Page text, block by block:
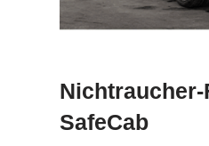
SafeCab